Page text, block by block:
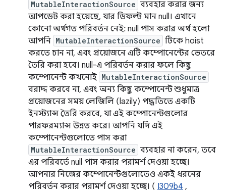
MutableInteractionSource ব্যবহার করার জন্য
আপডেট করা হয়েছে, যার ডিফল্ট মান null। এখানে
কোনো অর্থগত পরিবর্তন নেই: null পাস করার অর্থ হলো
আপনি MutableInteractionSource টিকে hoist
করতে চান না, এবং প্রয়োজনে এটি কম্পোনেন্টের ভেতরে
তৈরি করা হবে। null-এ পরিবর্তন করার ফলে কিছু
কম্পোনেন্ট কখনোই MutableInteractionSource
বরাদ্দ করবে না, এবং অন্য কিছু কম্পোনেন্ট শুধুমাত্র
প্রয়োজনের সময় লেজিলি (lazily) পদ্ধতিতে একটি
ইনস্ট্যান্স তৈরি করবে, যা এই কম্পোনেন্টগুলোর
পারফরম্যান্স উন্নত করে। আপনি যদি এই
কম্পোনেন্টগুলোতে পাস করা
MutableInteractionSource ব্যবহার না করেন, তবে
এর পরিবর্তে null পাস করার পরামর্শ দেওয়া হচ্ছে।
আপনার নিজের কম্পোনেন্টগুলোতেও একই ধরনের
পরিবর্তন করার পরামর্শ দেওয়া হচ্ছে। ( I309b4 ,